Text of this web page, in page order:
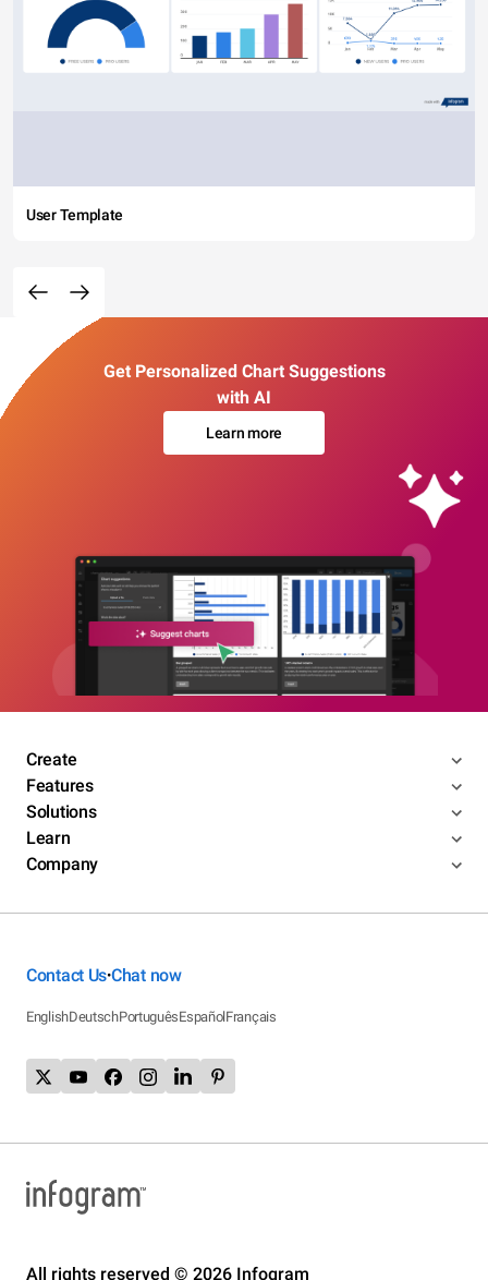
User Template
Get Personalized Chart Suggestions
with AI
Learn more
Create
Features
Solutions
Learn
Company
Contact Us•Chat now
EnglishDeutschPortuguêsEspañolFrançais
All rights reserved © 2026 Infogram